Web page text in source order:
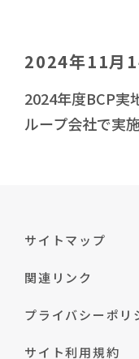
2024年11月
2024年度BCP実
ループ会社で実
サイトマップ
関連リンク
プライバシーポリ
サイト利用規約